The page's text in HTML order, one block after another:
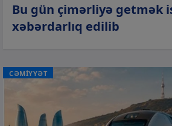
Bu gün çimərliyə getmək
xəbərdarlıq edilib
CƏMİYYƏT